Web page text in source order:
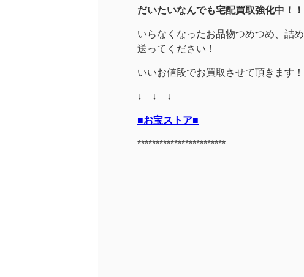
だいたいなんでも宅配買取強化中！！
いらなくなったお品物つめつめ、詰
送ってください！
いいお値段でお買取させて頂きます！
↓ ↓ ↓
■お宝ストア■
************************